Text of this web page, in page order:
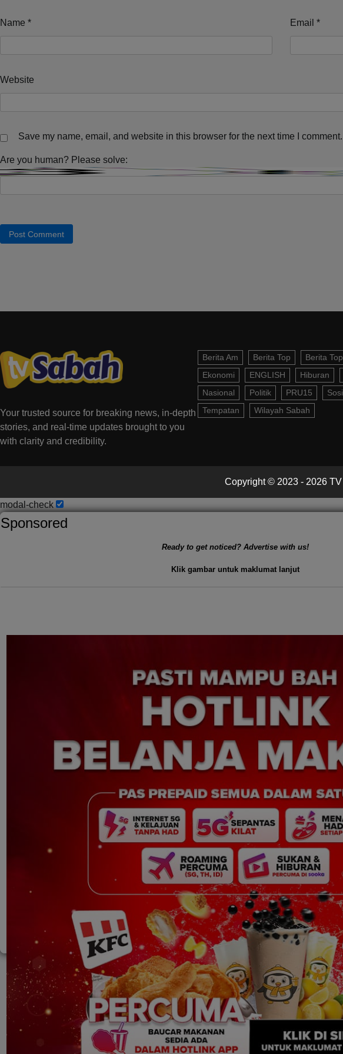
Name * Email *
Website
Save my name, email, and website in this browser for the next time I comment.
Are you human? Please solve:
Your trusted source for breaking news, in-depth
stories, and real-time updates brought to you
with clarity and credibility.
Berita Am Berita Top Berita
Ekonomi
ENGLISH Hiburan
Nasional
Politik PRU15
Tempatan
Wilayah Sabah
Copyright © 2023 - 2026
modal-check
Sponsored
Ready to get noticed? Advertise with us!
Klik gambar untuk maklumat lanjut